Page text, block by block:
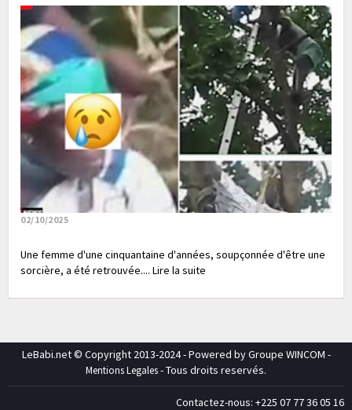
02/10/2025
Une femme d'une cinquantaine d'années, soupçonnée d'être une
sorcière, a été retrouvée.... Lire la suite
LeBabi.net © Copyright 2013-2024 - Powered by Groupe WINCOM -
Mentions Legales- Tous droits reservés.
Contactez-nous: +225 07 77 36 05 16